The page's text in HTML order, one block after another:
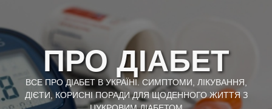
content
ПРО ДІАБЕТ
ВСЕ ПРО ДІАБЕТ В УКРАЇНІ. СИМПТОМИ, ЛІКУВАННЯ,
ДІЄТИ, КОРИСНІ ПОРАДИ ДЛЯ ЩОДЕННОГО ЖИТТЯ З